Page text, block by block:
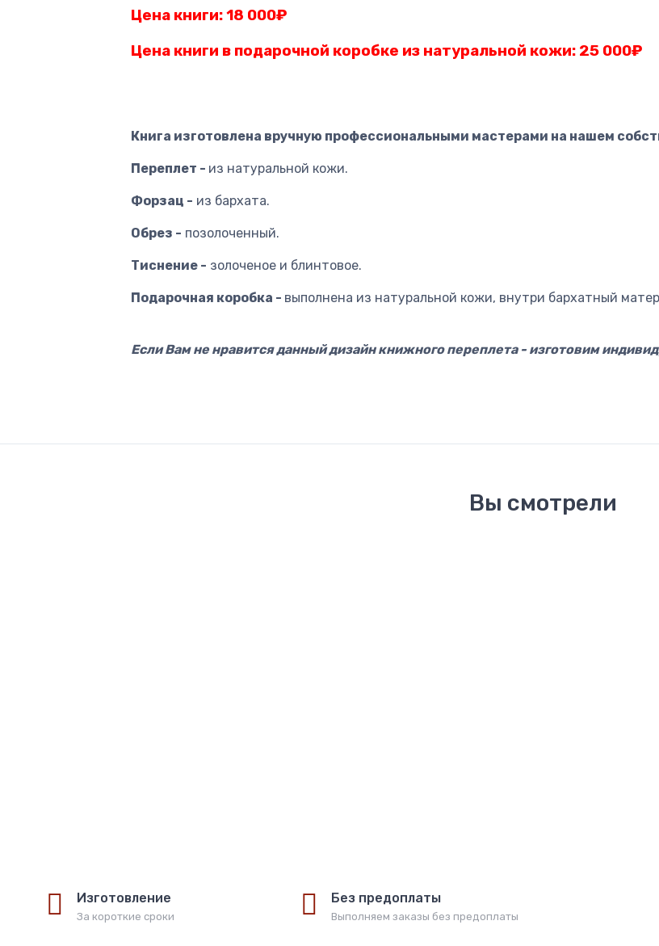
Цена книги: 18 000₽
Цена книги в подарочной коробке из натуральной кожи: 25 000₽
Книга изготовлена вручную профессиональными мастерами на нашем
Переплет - из натуральной кожи.
Форзац - из бархата.
Обрез - позолоченный.
Тиснение - золоченое и блинтовое.
Подарочная коробка - выполнена из натуральной кожи, внутри бархатный
Если Вам не нравится данный дизайн книжного переплета - изготовим
Вы смотрели
Изготовление
За короткие сроки
Без предоплаты
Выполняем заказы без предоплаты